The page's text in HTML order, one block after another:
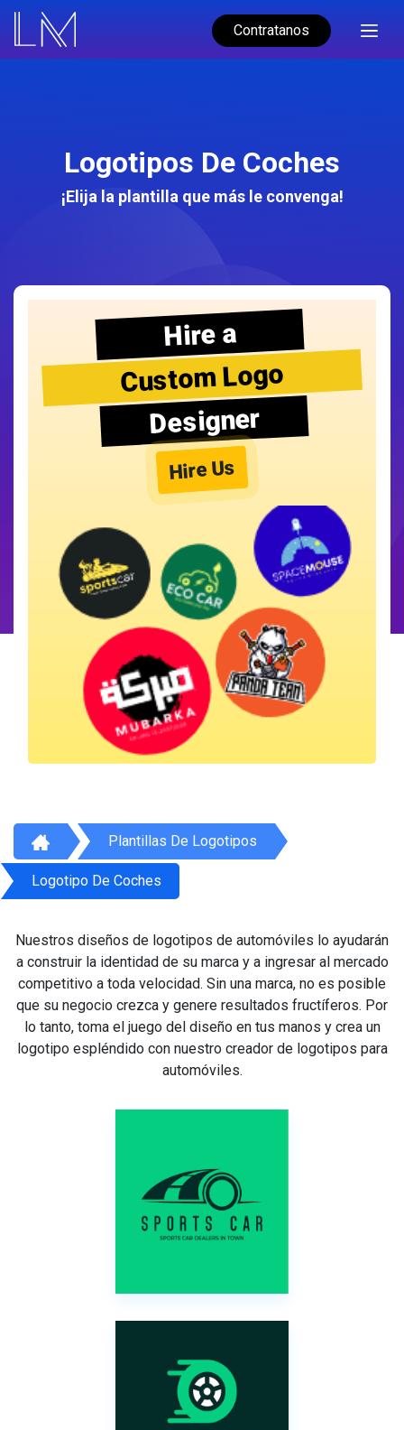
Contratanos
Logotipos De Coches
¡Elija la plantilla que más le convenga!
Hire a
Custom Logo
Designer
Hire Us
Plantillas De Logotipos
Logotipo De Coches
Nuestros diseños de logotipos de automóviles lo ayudarán
a construir la identidad de su marca y a ingresar al mercado
competitivo a toda velocidad. Sin una marca, no es posible
que su negocio crezca y genere resultados fructíferos. Por
lo tanto, toma el juego del diseño en tus manos y crea un
logotipo espléndido con nuestro creador de logotipos para
automóviles.